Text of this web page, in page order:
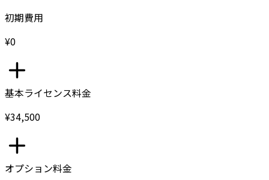
初期費用
¥0
基本ライセンス料金
¥34,500
オプション料金